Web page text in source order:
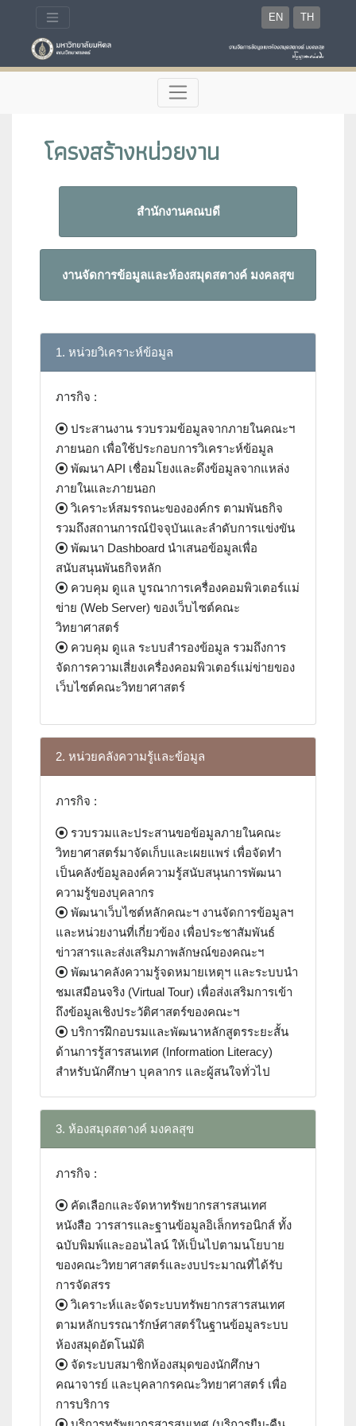
EN TH
โครงสร้างหน่วยงาน
สำนักงานคณบดี
งานจัดการข้อมูลและห้องสมุดสตางค์ มงคลสุข
1. หน่วยวิเคราะห์ข้อมูล
ภารกิจ :
ประสานงาน รวบรวมข้อมูลจากภายในคณะฯ
ภายนอก เพื่อใช้ประกอบการวิเคราะห์ข้อมูล
พัฒนา API เชื่อมโยงและดึงข้อมูลจากแหล่ง
ภายในและภายนอก
วิเคราะห์สมรรถนะขององค์กร ตามพันธกิจ
รวมถึงสถานการณ์ปัจจุบันและลำดับการแข่งขัน
พัฒนา Dashboard นำเสนอข้อมูลเพื่อ
สนับสนุนพันธกิจหลัก
ควบคุม ดูแล บูรณาการเครื่องคอมพิวเตอร์แม่
ข่าย (Web Server) ของเว็บไซต์คณะ
วิทยาศาสตร์
ควบคุม ดูแล ระบบสำรองข้อมูล รวมถึงการ
จัดการความเสี่ยงเครื่องคอมพิวเตอร์แม่ข่ายของ
เว็บไซต์คณะวิทยาศาสตร์
2. หน่วยคลังความรู้และข้อมูล
ภารกิจ :
รวบรวมและประสานขอข้อมูลภายในคณะ
วิทยาศาสตร์มาจัดเก็บและเผยแพร่ เพื่อจัดทำ
เป็นคลังข้อมูลองค์ความรู้สนับสนุนการพัฒนา
ความรู้ของบุคลากร
พัฒนาเว็บไซต์หลักคณะฯ งานจัดการข้อมูลฯ
และหน่วยงานที่เกี่ยวข้อง เพื่อประชาสัมพันธ์
ข่าวสารและส่งเสริมภาพลักษณ์ของคณะฯ
พัฒนาคลังความรู้จดหมายเหตุฯ และระบบนำ
ชมเสมือนจริง (Virtual Tour) เพื่อส่งเสริมการเข้า
ถึงข้อมูลเชิงประวัติศาสตร์ของคณะฯ
บริการฝึกอบรมและพัฒนาหลักสูตรระยะสั้น
ด้านการรู้สารสนเทศ (Information Literacy)
สำหรับนักศึกษา บุคลากร และผู้สนใจทั่วไป
3. ห้องสมุดสตางค์ มงคลสุข
ภารกิจ :
คัดเลือกและจัดหาทรัพยากรสารสนเทศ
หนังสือ วารสารและฐานข้อมูลอิเล็กทรอนิกส์ ทั้ง
ฉบับพิมพ์และออนไลน์ ให้เป็นไปตามนโยบาย
ของคณะวิทยาศาสตร์และงบประมาณที่ได้รับ
การจัดสรร
วิเคราะห์และจัดระบบทรัพยากรสารสนเทศ
ตามหลักบรรณารักษ์ศาสตร์ในฐานข้อมูลระบบ
ห้องสมุดอัตโนมัติ
จัดระบบสมาชิกห้องสมุดของนักศึกษา
คณาจารย์ และบุคลากรคณะวิทยาศาสตร์ เพื่อ
การบริการ